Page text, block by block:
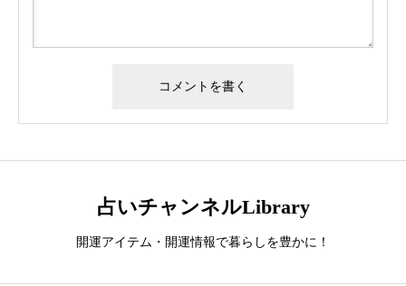
占いチャンネルLibrary
開運アイテム・開運情報で暮らしを豊かに！